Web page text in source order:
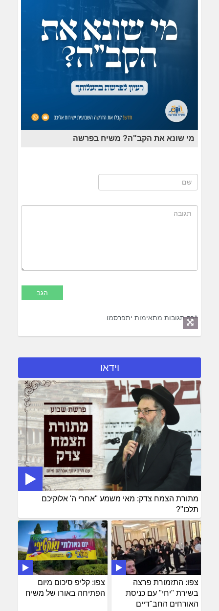
מי שונא את הקב"ה? משיח בפרשה
*רק תגובות מתאימות יתפרסמו
וידאו
מתורת הצמח צדק: מאי משמע "אחרי ה' אלוקיכם
תלכו"?
צפו: קליפ סיכום מיום
הפתיחה באורו של משיח
צפו: התזמורת פרצה
בשירת "יחי" עם כניסת
האורחים החב"דיים